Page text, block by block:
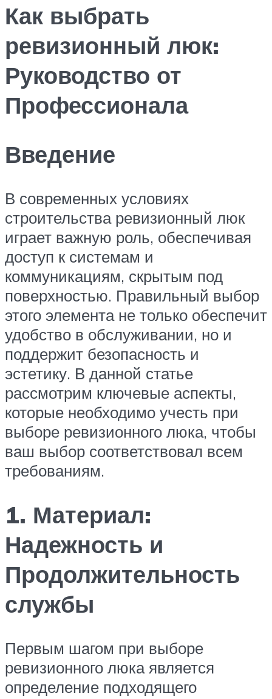
Как выбрать
ревизионный люк:
Руководство от
Профессионала
Введение
В современных условиях
строительства ревизионный люк
играет важную роль, обеспечивая
доступ к системам и
коммуникациям, скрытым под
поверхностью. Правильный выбор
этого элемента не только обеспечит
удобство в обслуживании, но и
поддержит безопасность и
эстетику. В данной статье
рассмотрим ключевые аспекты,
которые необходимо учесть при
выборе ревизионного люка, чтобы
ваш выбор соответствовал всем
требованиям.
1. Материал:
Надежность и
Продолжительность
службы
Первым шагом при выборе
ревизионного люка является
определение подходящего